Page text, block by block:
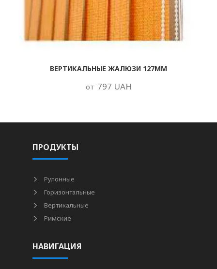
ВЕРТИКАЛЬНЫЕ ЖАЛЮЗИ 127ММ
от 797 UAH
ПРОДУКТЫ
Рулонные
Горизонтальные
Вертикальные
Римские
НАВИГАЦИЯ